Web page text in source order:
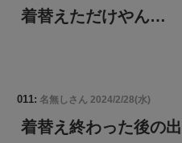
着替えただけやん…
011: 名無しさん 2024/2/28(水)
着替え終わった後の